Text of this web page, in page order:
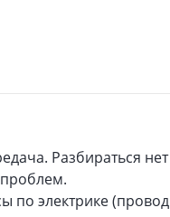
Разбираться
по электрике